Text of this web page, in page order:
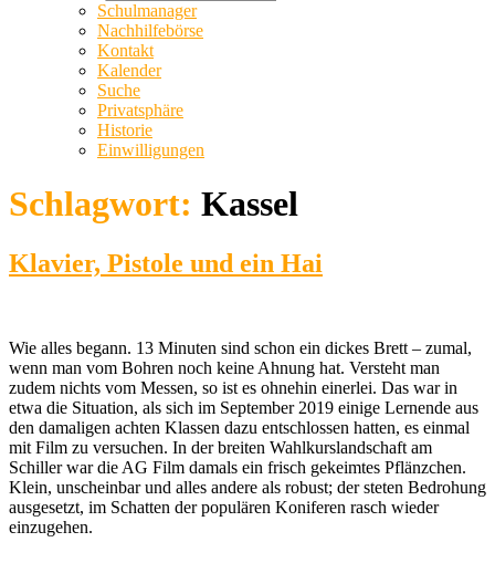
Schulmanager
Nachhilfebörse
Kontakt
Kalender
Suche
Privatsphäre
Historie
Einwilligungen
Schlagwort: Kassel
Klavier, Pistole und ein Hai
Wie alles begann. 13 Minuten sind schon ein dickes Brett – zumal,
wenn man vom Bohren noch keine Ahnung hat. Versteht man
zudem nichts vom Messen, so ist es ohnehin einerlei. Das war in
etwa die Situation, als sich im September 2019 einige Lernende aus
den damaligen achten Klassen dazu entschlossen hatten, es einmal
mit Film zu versuchen. In der breiten Wahlkurslandschaft am
Schiller war die AG Film damals ein frisch gekeimtes Pflänzchen.
Klein, unscheinbar und alles andere als robust; der steten Bedrohung
ausgesetzt, im Schatten der populären Koniferen rasch wieder
einzugehen.